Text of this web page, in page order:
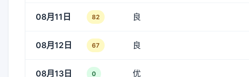
08月11日 82 良
08月12日 67 良
08月13日 0 优